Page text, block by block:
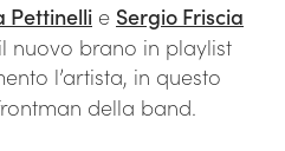
Pettinelli e Sergio Friscia
nuovo brano in playlist
l’artista, in questo
della band.